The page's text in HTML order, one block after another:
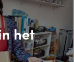
het